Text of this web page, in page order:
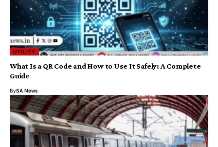
UTILITY
What Is a QR Code and How to Use It Safely: A Complete
Guide
BySA News